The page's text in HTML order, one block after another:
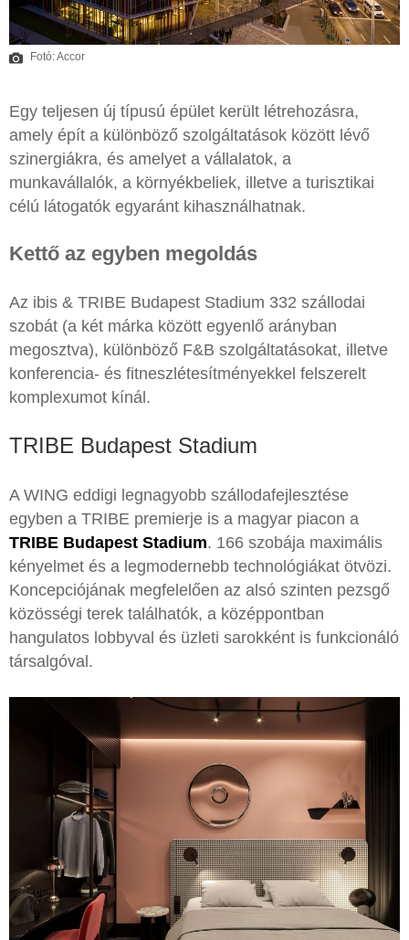
Fotó: Accor
Egy teljesen új típusú épület került létrehozásra,
amely épít a különböző szolgáltatások között lévő
szinergiákra, és amelyet a vállalatok, a
munkavállalók, a környékbeliek, illetve a turisztikai
célú látogatók egyaránt kihasználhatnak.
Kettő az egyben megoldás
Az ibis & TRIBE Budapest Stadium 332 szállodai
szobát (a két márka között egyenlő arányban
megosztva), különböző F&B szolgáltatásokat, illetve
konferencia- és fitneszlétesítményekkel felszerelt
komplexumot kínál.
TRIBE Budapest Stadium
A WING eddigi legnagyobb szállodafejlesztése
egyben a TRIBE premierje is a magyar piacon a
TRIBE Budapest Stadium. 166 szobája maximális
kényelmet és a legmodernebb technológiákat ötvözi.
Koncepciójának megfelelően az alsó szinten pezsgő
közösségi terek találhatók, a középpontban
hangulatos lobbyval és üzleti sarokként is funkcionáló
társalgóval.